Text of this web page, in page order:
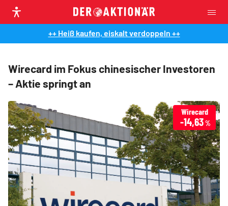
++ Heiß kaufen, eiskalt verdoppeln ++
Wirecard im Fokus chinesischer Investoren
– Aktie springt an
Wirecard
-14,63%